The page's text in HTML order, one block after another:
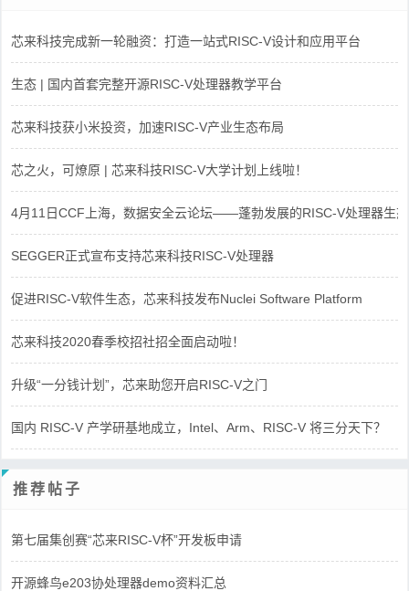
芯来科技完成新一轮融资：打造一站式RISC-V设计和应用平台
生态 | 国内首套完整开源RISC-V处理器教学平台
芯来科技获小米投资，加速RISC-V产业生态布局
芯之火，可燎原 | 芯来科技RISC-V大学计划上线啦！
4月11日CCF上海，数据安全云论坛——蓬勃发展的RISC-V处理器生态
SEGGER正式宣布支持芯来科技RISC-V处理器
促进RISC-V软件生态，芯来科技发布Nuclei Software Platform
芯来科技2020春季校招社招全面启动啦！
升级“一分钱计划”，芯来助您开启RISC-V之门
国内 RISC-V 产学研基地成立，Intel、Arm、RISC-V 将三分天下？
推荐帖子
第七届集创赛“芯来RISC-V杯”开发板申请
开源蜂鸟e203协处理器demo资料汇总